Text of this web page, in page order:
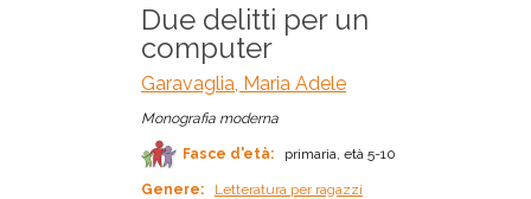
Due delitti per un
computer
Garavaglia, Maria Adele
Monografia moderna
Fasce d'età: primaria, età 5-10
Genere: Letteratura per ragazzi